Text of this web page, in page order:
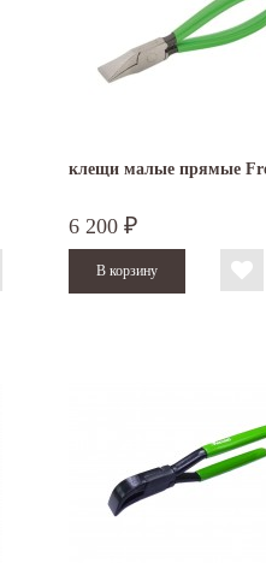
клещи малые прямые
6 200 ₽